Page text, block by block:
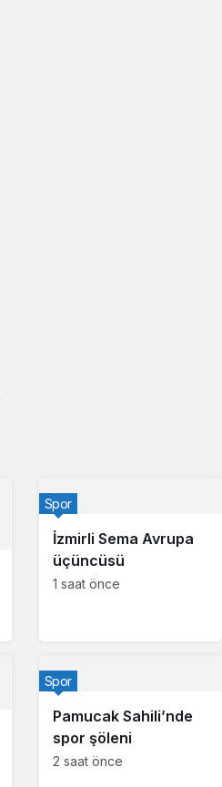
İzmirli Sema Avrupa
üçüncüsü
Spor
1 saat önce
Pamucak Sahili’nde
spor şöleni
Spor
2 saat önce